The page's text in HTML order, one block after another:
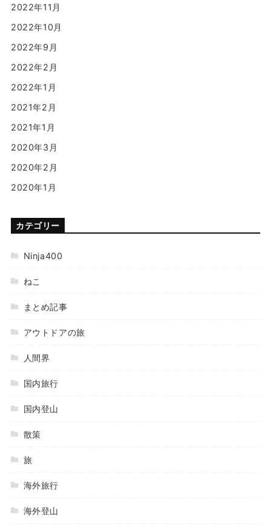
2022年11月
2022年10月
2022年9月
2022年2月
2022年1月
2021年2月
2021年1月
2020年3月
2020年2月
2020年1月
カテゴリー
Ninja400
ねこ
まとめ記事
アウトドアの旅
人間界
国内旅行
国内登山
散策
旅
海外旅行
海外登山